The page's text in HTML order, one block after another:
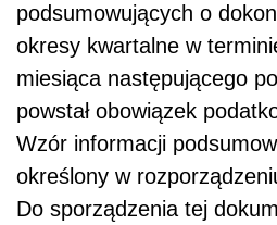
podsumowujących o
okresy kwartalne w
miesiąca następującego
powstał obowiązek
Wzór informacji
określony w
Do sporządzenia tej